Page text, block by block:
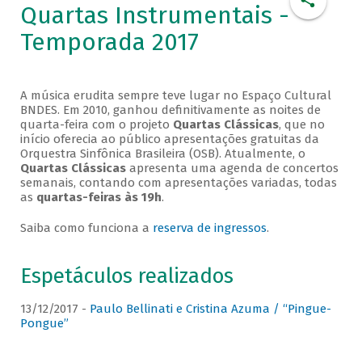
Quartas Instrumentais -
Temporada 2017
A música erudita sempre teve lugar no Espaço Cultural
BNDES. Em 2010, ganhou definitivamente as noites de
quarta-feira com o projeto Quartas Clássicas, que no
início oferecia ao público apresentações gratuitas da
Orquestra Sinfônica Brasileira (OSB). Atualmente, o
Quartas Clássicasapresenta uma agenda de concertos
semanais, contando com apresentações variadas, todas
as quartas-feiras às 19h.
Saiba como funciona a reserva de ingressos.
Espetáculos realizados
13/12/2017 - Paulo Bellinati e Cristina Azuma / “Pingue-
Pongue”